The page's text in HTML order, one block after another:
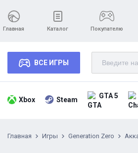
Главная Каталог Покупателю
ВСЕ ИГРЫ
Xbox Steam GTA 5
Главная Игры Generation Zero